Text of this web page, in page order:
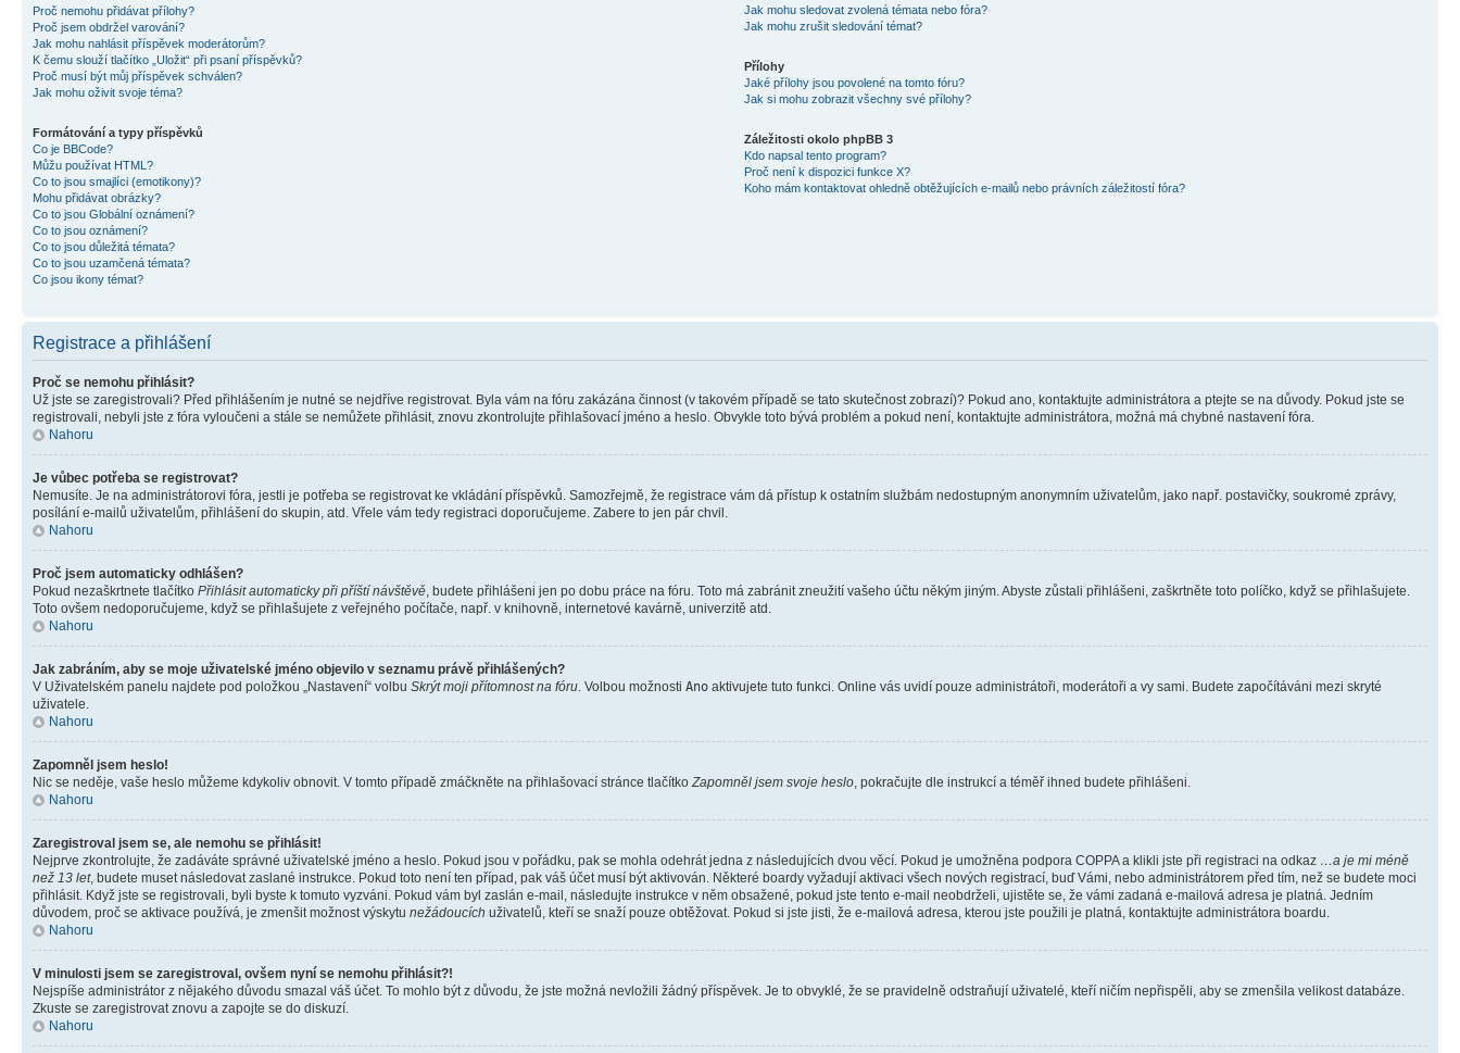
Proč nemohu přidávat přílohy?
Proč jsem obdržel varování?
Jak mohu nahlásit příspěvek moderátorům?
K čemu slouží tlačítko „Uložit“ při psaní příspěvků?
Proč musí být můj příspěvek schválen?
Jak mohu oživit svoje téma?
Formátování a typy příspěvků
Co je BBCode?
Můžu používat HTML?
Co to jsou smajlíci (emotikony)?
Mohu přidávat obrázky?
Co to jsou Globální oznámení?
Co to jsou oznámení?
Co to jsou důležitá témata?
Co to jsou uzamčená témata?
Co jsou ikony témat?
Jak mohu sledovat zvolená témata nebo fóra?
Jak mohu zrušit sledování témat?
Přílohy
Jaké přílohy jsou povolené na tomto fóru?
Jak si mohu zobrazit všechny své přílohy?
Záležitosti okolo phpBB 3
Kdo napsal tento program?
Proč není k dispozici funkce X?
Koho mám kontaktovat ohledně obtěžujících e-mailů nebo právních záležitostí fóra?
Registrace a přihlášení
Proč se nemohu přihlásit?
Už jste se zaregistrovali? Před přihlášením je nutné se nejdříve registrovat. Byla vám na fóru zakázána činnost (v takovém případě se tato skutečnost zobrazí)? Pokud ano, kontaktujte administrátora a ptejte se na důvody. Pokud jste se
registrovali, nebyli jste z fóra vyloučeni a stále se nemůžete přihlásit, znovu zkontrolujte přihlašovací jméno a heslo. Obvykle toto bývá problém a pokud není, kontaktujte administrátora, možná má chybné nastavení fóra.
Nahoru
Je vůbec potřeba se registrovat?
Nemusíte. Je na administrátorovi fóra, jestli je potřeba se registrovat ke vkládání příspěvků. Samozřejmě, že registrace vám dá přístup k ostatním službám nedostupným anonymním uživatelům, jako např. postavičky, soukromé zprávy,
posílání e-mailů uživatelům, přihlášení do skupin, atd. Vřele vám tedy registraci doporučujeme. Zabere to jen pár chvil.
Nahoru
Proč jsem automaticky odhlášen?
Pokud nezaškrtnete tlačítko Přihlásit automaticky při příští návštěvě, budete přihlášeni jen po dobu práce na fóru. Toto má zabránit zneužití vašeho účtu někým jiným. Abyste zůstali přihlášeni, zaškrtněte toto políčko, když se přihlašujete.
Toto ovšem nedoporučujeme, když se přihlašujete z veřejného počítače, např. v knihovně, internetové kavárně, univerzitě atd.
Nahoru
Jak zabráním, aby se moje uživatelské jméno objevilo v seznamu právě přihlášených?
V Uživatelském panelu najdete pod položkou „Nastavení“ volbu Skrýt moji přítomnost na fóru. Volbou možnosti Ano aktivujete tuto funkci. Online vás uvidí pouze administrátoři, moderátoři a vy sami. Budete započítáváni mezi skryté
uživatele.
Nahoru
Zapomněl jsem heslo!
Nic se neděje, vaše heslo můžeme kdykoliv obnovit. V tomto případě zmáčkněte na přihlašovací stránce tlačítkoZapomněl jsem svoje heslo, pokračujte dle instrukcí a téměř ihned budete přihlášeni.
Nahoru
Zaregistroval jsem se, ale nemohu se přihlásit!
Nejprve zkontrolujte, že zadáváte správné uživatelské jméno a heslo. Pokud jsou v pořádku, pak se mohla odehrát jedna z následujících dvou věcí. Pokud je umožněna podpora COPPA a klikli jste při registraci na odkaz …a je mi méně
než 13 let, budete muset následovat zaslané instrukce. Pokud toto není ten případ, pak váš účet musí být aktivován. Některé boardy vyžadují aktivaci všech nových registrací, buď Vámi, nebo administrátorem před tím, než se budete moci
přihlásit. Když jste se registrovali, byli byste k tomuto vyzváni. Pokud vám byl zaslán e-mail, následujte instrukce v něm obsažené, pokud jste tento e-mail neobdrželi, ujistěte se, že vámi zadaná e-mailová adresa je platná. Jedním
důvodem, proč se aktivace používá, je zmenšit možnost výskytu nežádoucích uživatelů, kteří se snaží pouze obtěžovat. Pokud si jste jisti, že e-mailová adresa, kterou jste použili je platná, kontaktujte administrátora boardu.
Nahoru
V minulosti jsem se zaregistroval, ovšem nyní se nemohu přihlásit?!
Nejspíše administrátor z nějakého důvodu smazal váš účet. To mohlo být z důvodu, že jste možná nevložili žádný příspěvek. Je to obvyklé, že se pravidelně odstraňují uživatelé, kteří ničím nepřispěli, aby se zmenšila velikost databáze.
Zkuste se zaregistrovat znovu a zapojte se do diskuzí.
Nahoru